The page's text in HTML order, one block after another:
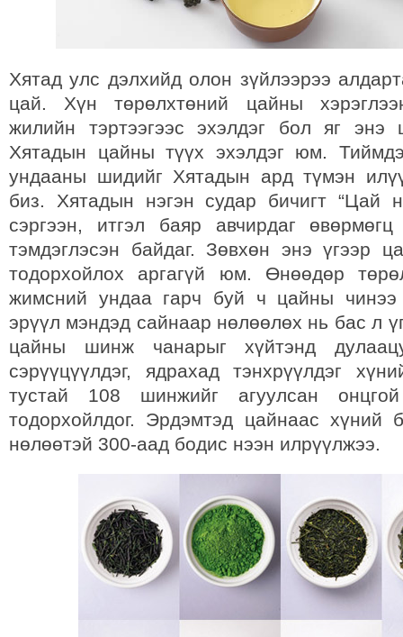
Хятад улс дэлхийд олон зүйлээрээ
цай. Хүн төрөлхтөний цайны
жилийн тэртээгээс эхэлдэг бол яг энэ
Хятадын цайны түүх эхэлдэг юм.
ундааны шидийг Хятадын ард түмэн
биз. Хятадын нэгэн судар бичигт “Цай
сэргээн, итгэл баяр авчирдаг
тэмдэглэсэн байдаг. Зөвхөн энэ үгээр
тодорхойлох аргагүй юм. Өнөөдөр
жимсний ундаа гарч буй ч цайны чинээ
эрүүл мэндэд сайнаар нөлөөлөх нь бас л
цайны шинж чанарыг хүйтэнд
сэрүүцүүлдэг, ядрахад тэнхрүүлдэг
тустай 108 шинжийг агуулсан
тодорхойлдог. Эрдэмтэд цайнаас хүний
нөлөөтэй 300-аад бодис нээн илрүүлжээ.